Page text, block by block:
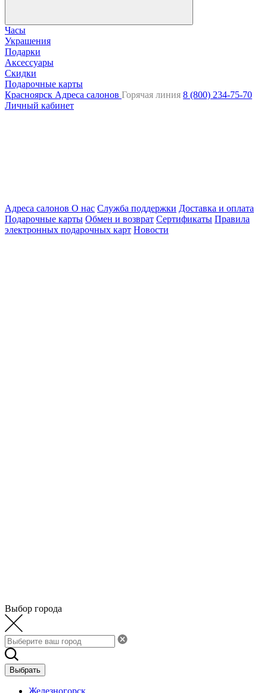
Часы
Украшения
Подарки
Аксессуары
Скидки
Подарочные карты
Красноярск Адреса салонов Горячая линия 8 (800) 234-75-70
Личный кабинет
Адреса салонов О нас Служба поддержки Доставка и оплата
Подарочные карты Обмен и возврат Сертификаты Правила
электронных подарочных карт Новости
Выбор города
Выбрать
Железногорск